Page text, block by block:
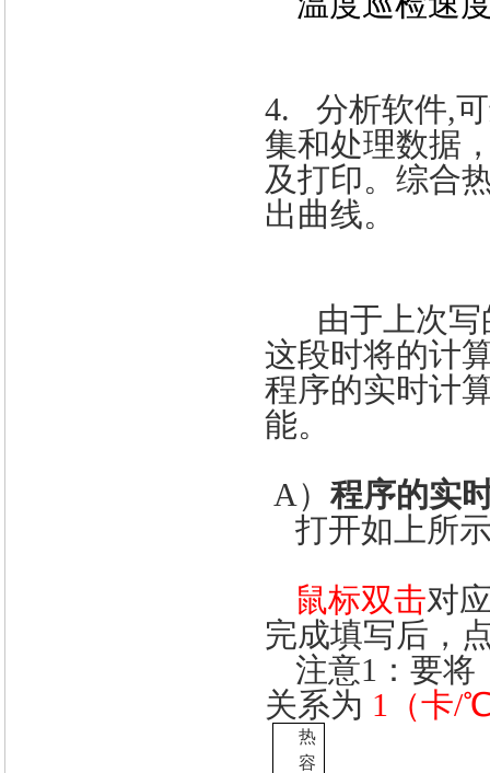
4. 分析软件,
集和处理数据
及打印。综合
出曲线。
由于上次
这段时将的计
程序的实时计
能。
A） 程序的实
打开如上所
鼠标双击对
完成填写后，
注意1 ： 要将
关系为 1 （卡/
热
容